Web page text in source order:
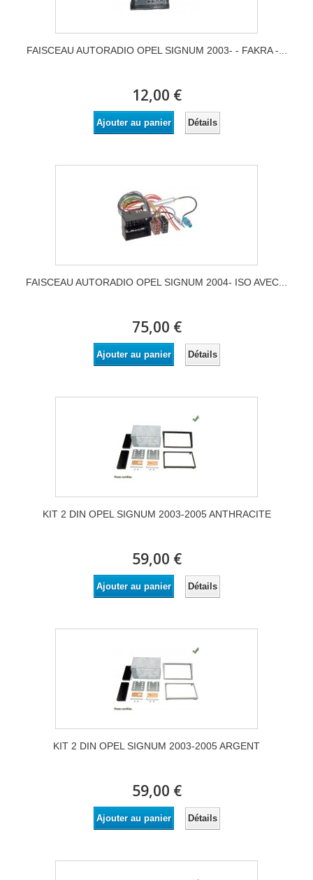
FAISCEAU AUTORADIO OPEL SIGNUM 2003- - FAKRA -...
12,00 €
Ajouter au panier Détails
FAISCEAU AUTORADIO OPEL SIGNUM 2004- ISO AVEC...
75,00 €
Ajouter au panier Détails
KIT 2 DIN OPEL SIGNUM 2003-2005 ANTHRACITE
59,00 €
Ajouter au panier Détails
KIT 2 DIN OPEL SIGNUM 2003-2005 ARGENT
59,00 €
Ajouter au panier Détails